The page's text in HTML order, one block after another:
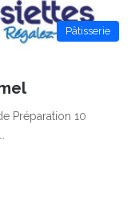
Pâtisserie
Préparation 10